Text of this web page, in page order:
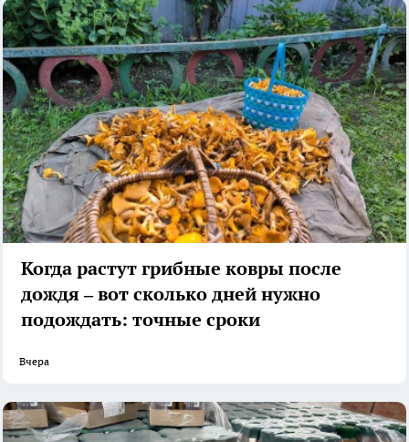
Когда растут грибные ковры после
дождя – вот сколько дней нужно
подождать: точные сроки
Вчера